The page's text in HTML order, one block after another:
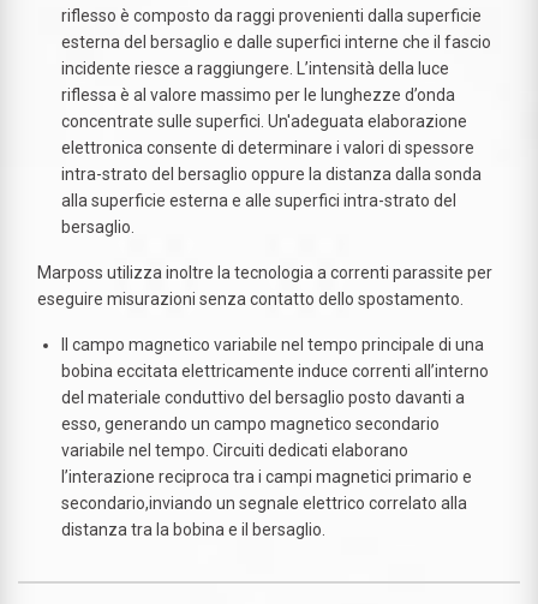
riflesso è composto da raggi provenienti dalla superficie
esterna del bersaglio e dalle superfici interne che il fascio
incidente riesce a raggiungere. L’intensità della luce
riflessa è al valore massimo per le lunghezze d’onda
concentrate sulle superfici. Un'adeguata elaborazione
elettronica consente di determinare i valori di spessore
intra-strato del bersaglio oppure la distanza dalla sonda
alla superficie esterna e alle superfici intra-strato del
bersaglio.
Marposs utilizza inoltre la tecnologia a correnti parassite per
eseguire misurazioni senza contatto dello spostamento.
Il campo magnetico variabile nel tempo principale di una
bobina eccitata elettricamente induce correnti all’interno
del materiale conduttivo del bersaglio posto davanti a
esso, generando un campo magnetico secondario
variabile nel tempo. Circuiti dedicati elaborano
l’interazione reciproca tra i campi magnetici primario e
secondario,inviando un segnale elettrico correlato alla
distanza tra la bobina e il bersaglio.